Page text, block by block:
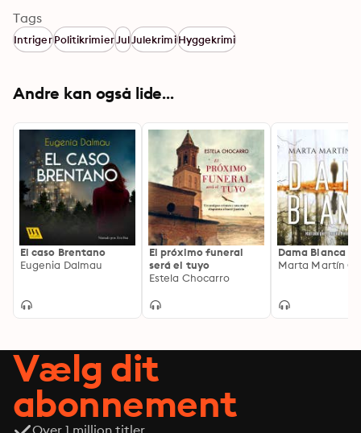
Tags
IntrigerPolitikrimierJulJulekrimiHyggekrimi
Andre kan også lide...
El caso Brentano
Eugenia Dalmau
El próximo funeral
será el tuyo
Estela Chocarro
Dama Blanca
Marta Martín
Vælg dit
abonnement
Over 1 million titler